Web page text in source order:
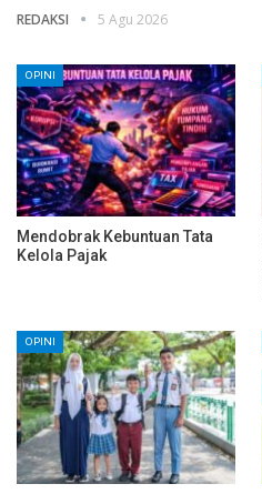
REDAKSI 5 Agu 2026
OPINI
Mendobrak Kebuntuan Tata
Kelola Pajak
OPINI